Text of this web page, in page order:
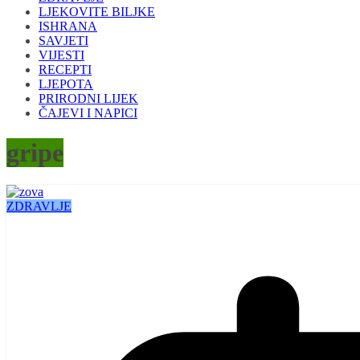
LJEKOVITE BILJKE
ISHRANA
SAVJETI
VIJESTI
RECEPTI
LJEPOTA
PRIRODNI LIJEK
ČAJEVI I NAPICI
gripe
ZDRAVLJE